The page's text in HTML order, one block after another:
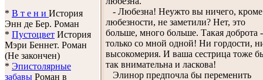
* В т е н и История
Энн де Бер. Роман
* Пустоцвет История
Мэри Беннет. Роман
(Не закончен)
* Эпистолярные
забавы Роман в
- Любезна! Неужто вы ничего, кроме
любезности, не заметили? Нет, это
больше, много больше. Такая доброта
только со мной одной! Ни гордости,
высокомерия. И ваша сестрица тоже
так внимательна и ласкова!
Элинор предпочла бы переменить